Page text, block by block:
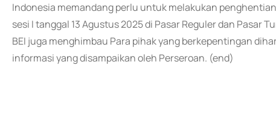
Indonesia memandang perlu untuk melakukan
sesi I tanggal 13 Agustus 2025 di Pasar Reguler dan Pasar
BEI juga menghimbau Para pihak yang berkepentingan
informasi yang disampaikan oleh Perseroan. (end)